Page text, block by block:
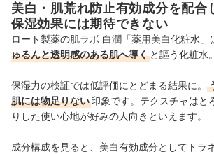
美白・肌荒れ防止有効成分を配合
保湿効果には期待できない
ロート製薬の肌ラボ 白潤「薬用美白化粧水」
ゅるんと透明感のある肌へ導く と謳う化粧水。
保湿力の検証では低評価にとどまる結果に。
肌には物足りない印象です。テクスチャはと
りした使い心地が好みの人向きといえます。
成分構成を見ると、美白有効成分としてトラ